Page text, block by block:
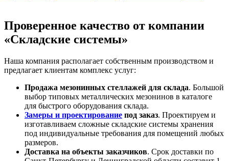
Проверенное качество от компании
«Складские системы»
Наша компания располагает собственным производством и
предлагает клиентам комплекс услуг:
Продажа мезонинных стеллажей для склада. Большой
выбор типовых металлических мезонинов в каталоге
для быстрого оборудования склада.
Замеры и проектирование под заказ. Проектируем и
изготавливаем сложные складские системы хранения
под индивидуальные требования для помещений любых
размеров.
Доставка на объекты заказчиков. Срок доставки по